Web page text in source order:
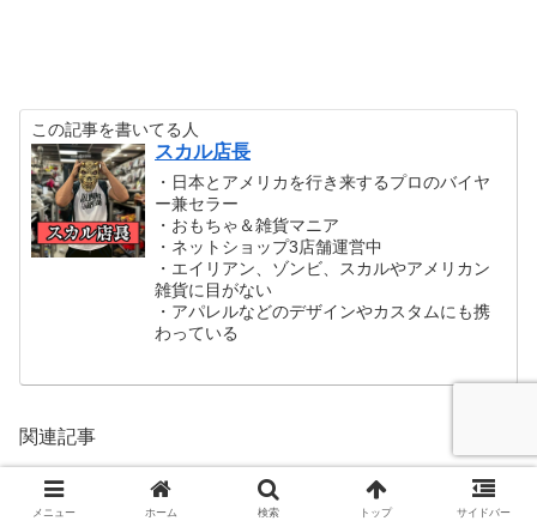
この記事を書いてる人
スカル店長
・日本とアメリカを行き来するプロのバイヤ
ー兼セラー
・おもちゃ＆雑貨マニア
・ネットショップ3店舗運営中
・エイリアン、ゾンビ、スカルやアメリカン
雑貨に目がない
・アパレルなどのデザインやカスタムにも携
わっている
関連記事
メニュー ホーム 検索 トップ サイドバー